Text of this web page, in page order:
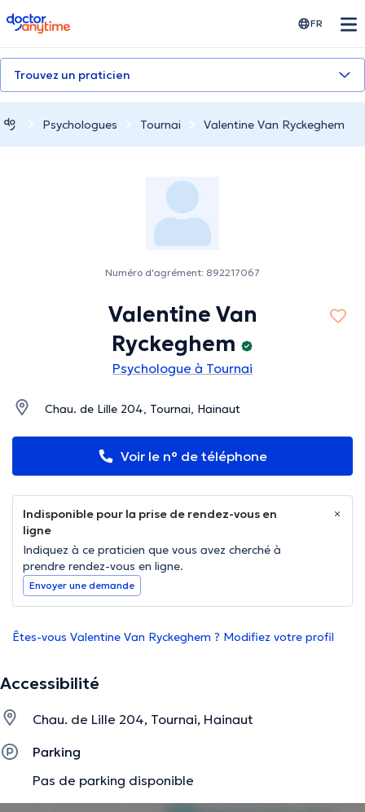
doctoranytime FR
Trouvez un praticien
Psychologues Tournai Valentine Van Ryckeghem
Numéro d'agrément: 892217067
Valentine Van
Ryckeghem
Psychologue à Tournai
Chau. de Lille 204, Tournai, Hainaut
Voir le n° de téléphone
Indisponible pour la prise de rendez-vous en
ligne
Indiquez à ce praticien que vous avez cherché à
prendre rendez-vous en ligne.
Envoyer une demande
Êtes-vous Valentine Van Ryckeghem ? Modifiez votre profil
Accessibilité
Chau. de Lille 204, Tournai, Hainaut
Parking
Pas de parking disponible